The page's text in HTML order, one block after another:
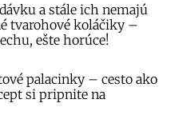
a stále ich nemajú
tvarohové koláčiky –
ešte horúce!
palacinky – cesto ako
si pripnite na